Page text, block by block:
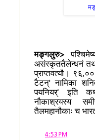
मङ्गलुरु>
असंस्कृततैलेन्धनं तथा
प्राप्तवत्यौ।
टैटन्' नामिका
पयनियर्' इति
नौकाश्रयस्य
तैलमहानौकाः च
4:53 PM